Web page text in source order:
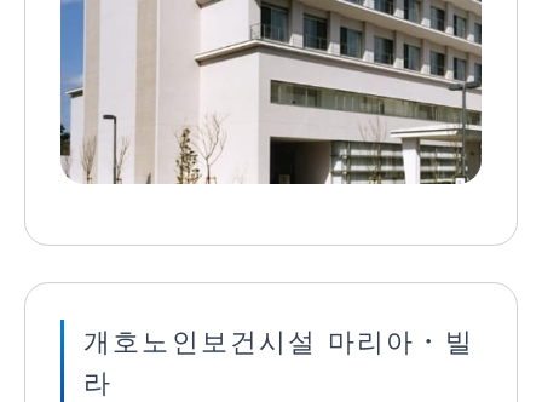
개호노인보건시설 마리아・빌
라